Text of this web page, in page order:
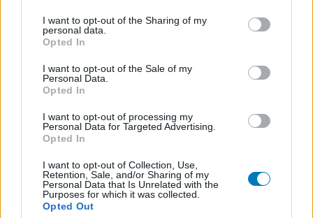
I want to opt-out of the Sharing of my
personal data.
Opted In
I want to opt-out of the Sale of my
Personal Data.
Opted In
I want to opt-out of processing my
Personal Data for Targeted Advertising.
Opted In
I want to opt-out of Collection, Use,
Retention, Sale, and/or Sharing of my
Personal Data that Is Unrelated with the
Purposes for which it was collected.
Opted Out
Bloeddruk - betablokkers
Lyrica (795)
Furabid (735)
Antibiotica - urineweginfectie
Mirtazapine (731)
Depressie - antidepressiva overig
Depressie - antidepressiva TCA
Efexor (665)
Depressie - antidepressiva overig